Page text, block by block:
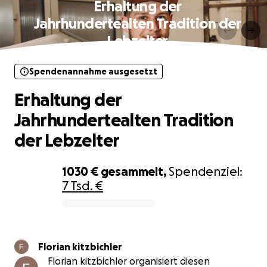
Erhaltung der
Jahrhundertealten Tradition der
Lebzelter
1030 € gesammelt,Spendenziel:
7 Tsd. €
Spendenannahme ausgesetzt
Erhaltung der
Jahrhundertealten Tradition
der Lebzelter
Florian kitzbichler
Florian kitzbichler organisiert diesen